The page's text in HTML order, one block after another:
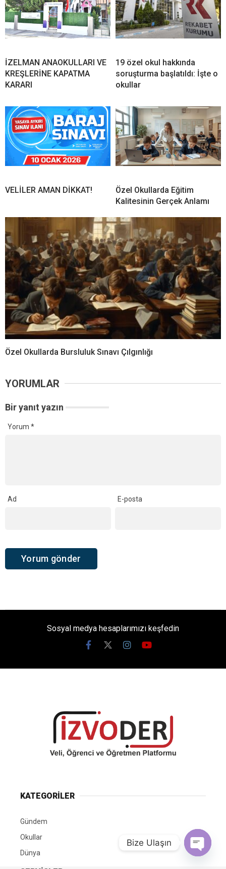
İZELMAN ANAOKULLARI VE
KREŞLERİNE KAPATMA
KARARI
19 özel okul hakkında
soruşturma başlatıldı: İşte o
okullar
VELİLER AMAN DİKKAT!
Özel Okullarda Eğitim
Kalitesinin Gerçek Anlamı
Özel Okullarda Bursluluk Sınavı Çılgınlığı
YORUMLAR
Bir yanıt yazın
Yorum *
Ad E-posta
Sosyal medya hesaplarımızı keşfedin
KATEGORİLER
Gündem
Okullar
Dünya
Bize Ulaşın